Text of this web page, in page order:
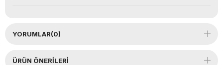
YORUMLAR(0)
ÜRÜN ÖNERILERI